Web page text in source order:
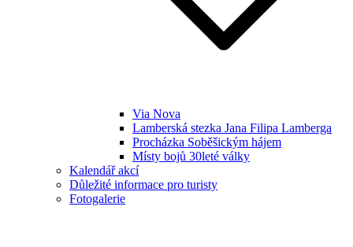
Via Nova
Lamberská stezka Jana Filipa Lamberga
Procházka Soběšickým hájem
Místy bojů 30leté války
Kalendář akcí
Důležité informace pro turisty
Fotogalerie